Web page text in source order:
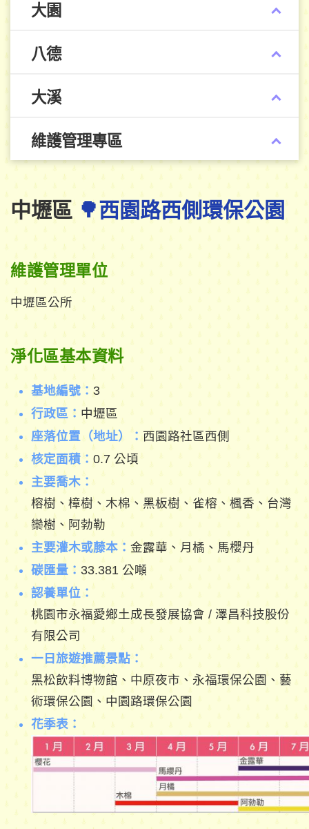
大園
八德
大溪
維護管理專區
中壢區 🌳西園路西側環保公園
維護管理單位
中壢區公所
淨化區基本資料
基地編號： 3
行政區： 中壢區
座落位置（地址）：西園路社區西側
核定面積： 0.7 公頃
主要喬木：
榕樹、樟樹、木棉、黑板樹、雀榕、楓香、台灣
欒樹、阿勃勒
主要灌木或藤本： 金露華、月橘、馬櫻丹
碳匯量： 33.381 公噸
認養單位：
桃園市永福愛鄉土成長發展協會 / 澤昌科技股份
有限公司
一日旅遊推薦景點：
黑松飲料博物館、中原夜市、永福環保公園、藝
術環保公園、中園路環保公園
花季表：